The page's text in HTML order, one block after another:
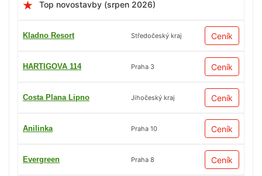
Top novostavby (srpen 2026)
Kladno Resort Středočeský kraj Ceník
HARTIGOVA 114 Praha 3 Ceník
Costa Plana Lipno Jihočeský kraj Ceník
Anilinka Praha 10 Ceník
Evergreen Praha 8 Ceník